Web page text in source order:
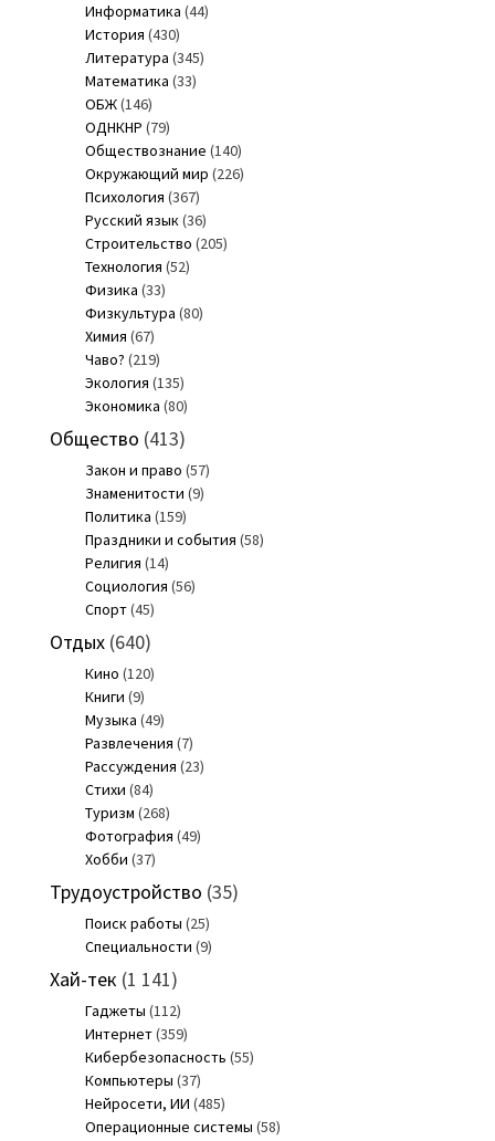
Информатика (44)
История (430)
Литература (345)
Математика (33)
ОБЖ(146)
ОДНКНР (79)
Обществознание (140)
Окружающий мир (226)
Психология (367)
Русский язык(36)
Строительство (205)
Технология (52)
Физика (33)
Физкультура (80)
Химия (67)
Чаво? (219)
Экология (135)
Экономика (80)
Общество (413)
Закон и право (57)
Знаменитости (9)
Политика (159)
Праздники и события (58)
Религия (14)
Социология (56)
Спорт(45)
Отдых(640)
Кино (120)
Книги (9)
Музыка (49)
Развлечения (7)
Рассуждения (23)
Стихи (84)
Туризм (268)
Фотография (49)
Хобби (37)
Трудоустройство (35)
Поиск работы (25)
Специальности (9)
Хай-тек (1 141)
Гаджеты (112)
Интернет(359)
Кибербезопасность (55)
Компьютеры (37)
Нейросети, ИИ (485)
Операционные системы (58)